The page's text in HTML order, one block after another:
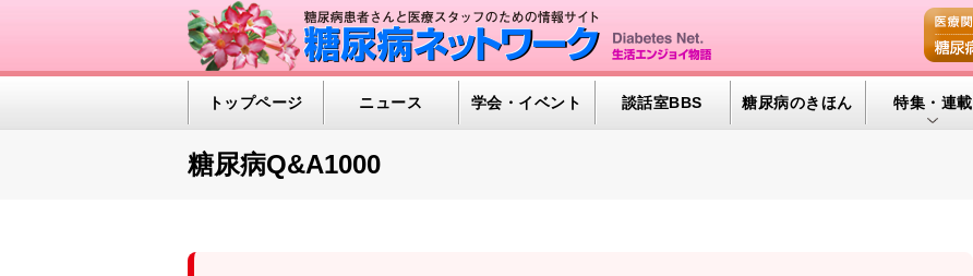
トップページ ニュース 学会・イベント 談話室BBS 糖尿病のきほん 特集・連載
糖尿病Q&A1000